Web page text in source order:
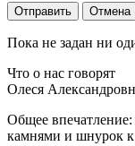
Отправить Отмена
Пока не задан ни
Что о нас говорят
Олеся
Общее впечатление:
камнями и шнурок к